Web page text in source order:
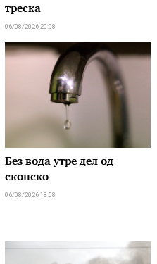
треска
06/08/2026 20:08
Без вода утре дел од
скопско
06/08/2026 18:08